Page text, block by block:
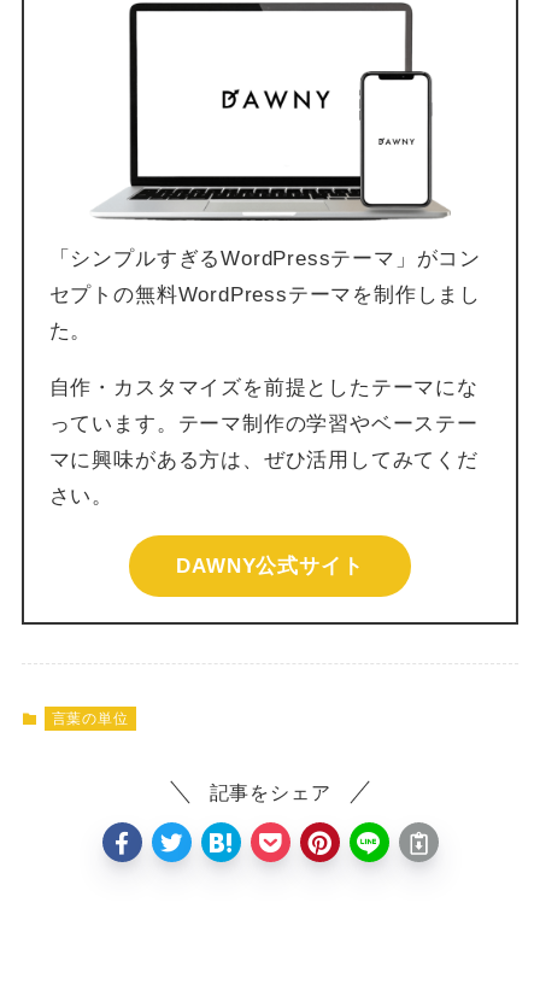
「シンプルすぎるWordPressテーマ」がコン
セプトの無料WordPressテーマを制作しまし
た。
自作・カスタマイズを前提としたテーマにな
っています。テーマ制作の学習やベーステー
マに興味がある方は、ぜひ活用してみてくだ
さい。
DAWNY公式サイト
言葉の単位
記事をシェア